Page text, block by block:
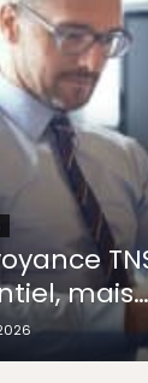
mais…